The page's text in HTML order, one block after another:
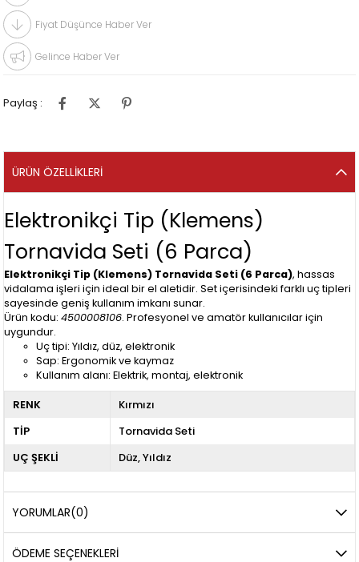
Fiyat Düşünce Haber Ver
Gelince Haber Ver
Paylaş :
ÜRÜN ÖZELLIKLERI
Elektronikçi Tip (Klemens)
Tornavida Seti (6 Parca)
Elektronikçi Tip (Klemens) Tornavida Seti (6 Parca), hassas
vidalama işleri için ideal bir el aletidir. Set içerisindeki farklı uç tipleri
sayesinde geniş kullanım imkanı sunar.
Ürün kodu:4500008106. Profesyonel ve amatör kullanıcılar için
uygundur.
Uç tipi: Yıldız, düz, elektronik
Sap: Ergonomik ve kaymaz
Kullanım alanı: Elektrik, montaj, elektronik
RENK
Kırmızı
TİP
Tornavida Seti
UÇ ŞEKLİ
Düz Yıldız
YORUMLAR(0)
ÖDEME SEÇENEKLERI